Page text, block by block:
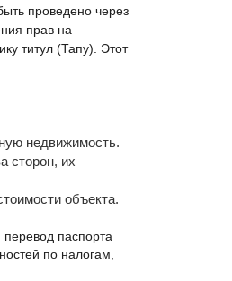
проведено через
прав на
титул (Тапу). Этот
недвижимость.
сторон, их
объекта.
паспорта
по налогам,